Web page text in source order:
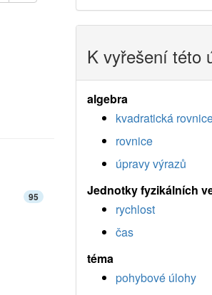
K vyřešení této
algebra
kvadratická
rovnice
úpravy výrazů
Jednotky fyzikálních
rychlost
čas
téma
pohybové úlohy
95